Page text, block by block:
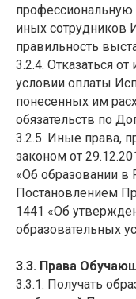
профессиональную
иных сотрудников
правильность
3.2.4. Отказаться
условии оплаты
понесенных им
обязательств по
3.2.5. Иные права,
законом от
«Об образовании в
Постановлением
1441 «Об
образовательных
3.3. Права
3.3.1. Получать